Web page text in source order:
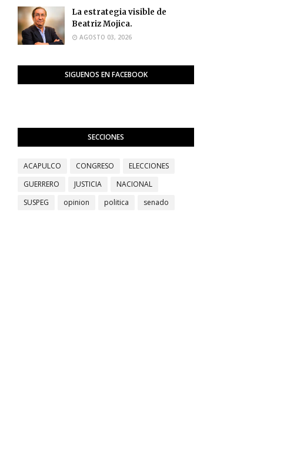
La estrategia visible de
Beatriz Mojica.
AGOSTO 03, 2026
SIGUENOS EN FACEBOOK
SECCIONES
ACAPULCO CONGRESO
ELECCIONES
GUERRERO
JUSTICIA
NACIONAL
SUSPEG
opinion politica senado